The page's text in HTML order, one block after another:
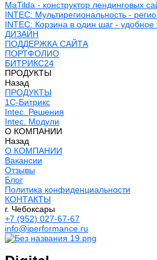
MaTilda - конструктор лендинговых
INTEC: Мультирегиональность -
INTEC: Корзина в один шаг -
ДИЗАЙН
ПОДДЕРЖКА САЙТА
ПОРТФОЛИО
БИТРИКС24
ПРОДУКТЫ
Назад
ПРОДУКТЫ
1С-Битрикс
Intec. Решения
Intec. Модули
О КОМПАНИИ
Назад
О КОМПАНИИ
Вакансии
Отзывы
Блог
Политика конфиденциальности
КОНТАКТЫ
г. Чебоксары
+7 (952) 027-67-67
info@iperformance.ru